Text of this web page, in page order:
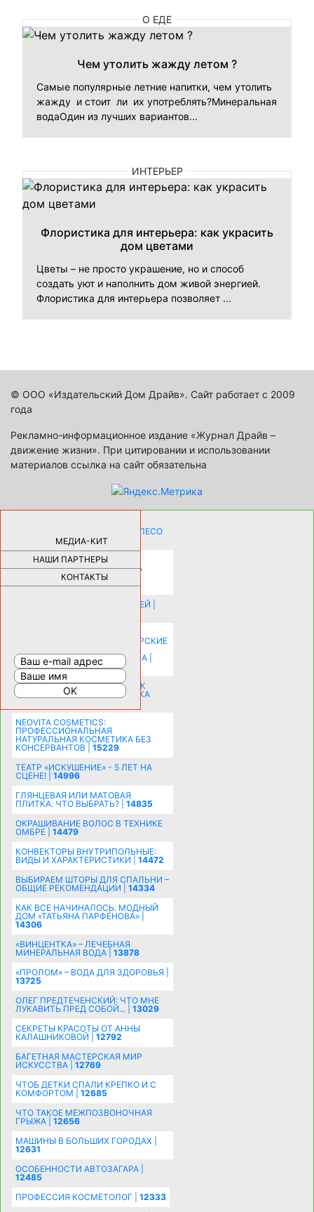
О ЕДЕ
Чем утолить жажду летом ?
Самые популярные летние напитки, чем утолить
жажду и стоит ли их употреблять?Минеральная
водаОдин из лучших вариантов...
ИНТЕРЬЕР
Флористика для интерьера: как украсить
дом цветами
Цветы – не просто украшение, но и способ
создать уют и наполнить дом живой энергией.
Флористика для интерьера позволяет ...
© ООО «Издательский Дом Драйв». Сайт работает с 2009
года
Рекламно-информационное издание «Журнал Драйв –
движение жизни». При цитировании и использовании
материалов ссылка на сайт обязательна
МЕДИА-КИТ
НАШИ ПАРТНЕРЫ
КОНТАКТЫ
КАК ДЕВУШКЕ ПОМЕНЯТЬ КОЛЕСО
НА АВТОМОБИЛЕ |69177
НОВЫЕ РАЗРАБОТКИ ДЛЯ
ОЗДОРОВЛЕНИЯ ОРГАНИЗМА
ПЛАТФОРМА ШУМАННА 3Д И
КАПСУЛА ЗДОРОВЬЯ |28287
ИСТОРИЯ НАКЛАДНЫХ НОГТЕЙ |
КОМНАТУ: ХИТРЫЕ ДИЗАЙНЕРСКИЕ
РАСШИРЕНИЯ ПРОСТРАНСТВА |
16196
СОБИРАЕМСЯ НА ПРАЗДНИК К
МОЛОДОЖЕНАМ: ПОДГОТОВКА
NEOVITA COSMETICS:
ПРОФЕССИОНАЛЬНАЯ
НАТУРАЛЬНАЯ КОСМЕТИКА БЕЗ
КОНСЕРВАНТОВ | 15229
ТЕАТР «ИСКУШЕНИЕ» - 5 ЛЕТ НА
СЦЕНЕ! | 14996
ГЛЯНЦЕВАЯ ИЛИ МАТОВАЯ
ПЛИТКА. ЧТО ВЫБРАТЬ? | 14835
ОКРАШИВАНИЕ ВОЛОС В ТЕХНИКЕ
ОМБРЕ | 14479
КОНВЕКТОРЫ ВНУТРИПОЛЬНЫЕ:
ВИДЫ И ХАРАКТЕРИСТИКИ | 14472
ВЫБИРАЕМ ШТОРЫ ДЛЯ СПАЛЬНИ –
ОБЩИЕ РЕКОМЕНДАЦИИ | 14334
КАК ВСЕ НАЧИНАЛОСЬ. МОДНЫЙ
ДОМ «ТАТЬЯНА ПАРФЁНОВА» |
14306
«ВИНЦЕНТКА» – ЛЕЧЕБНАЯ
МИНЕРАЛЬНАЯ ВОДА | 13878
«ПРОЛОМ» – ВОДА ДЛЯ ЗДОРОВЬЯ |
13725
ОЛЕГ ПРЕДТЕЧЕНСКИЙ: ЧТО МНЕ
ЛУКАВИТЬ ПРЕД СОБОЙ... | 13029
СЕКРЕТЫ КРАСОТЫ ОТ АННЫ
КАЛАШНИКОВОЙ | 12792
БАГЕТНАЯ МАСТЕРСКАЯ МИР
ИСКУССТВА | 12769
ЧТОБ ДЕТКИ СПАЛИ КРЕПКО И С
КОМФОРТОМ | 12685
ЧТО ТАКОЕ МЕЖПОЗВОНОЧНАЯ
ГРЫЖА | 12656
МАШИНЫ В БОЛЬШИХ ГОРОДАХ |
12631
ОСОБЕННОСТИ АВТОЗАГАРА |
12485
ПРОФЕССИЯ КОСМЕТОЛОГ | 12333